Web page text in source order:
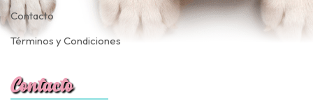
Contacto
Términos y Condiciones
Contacto